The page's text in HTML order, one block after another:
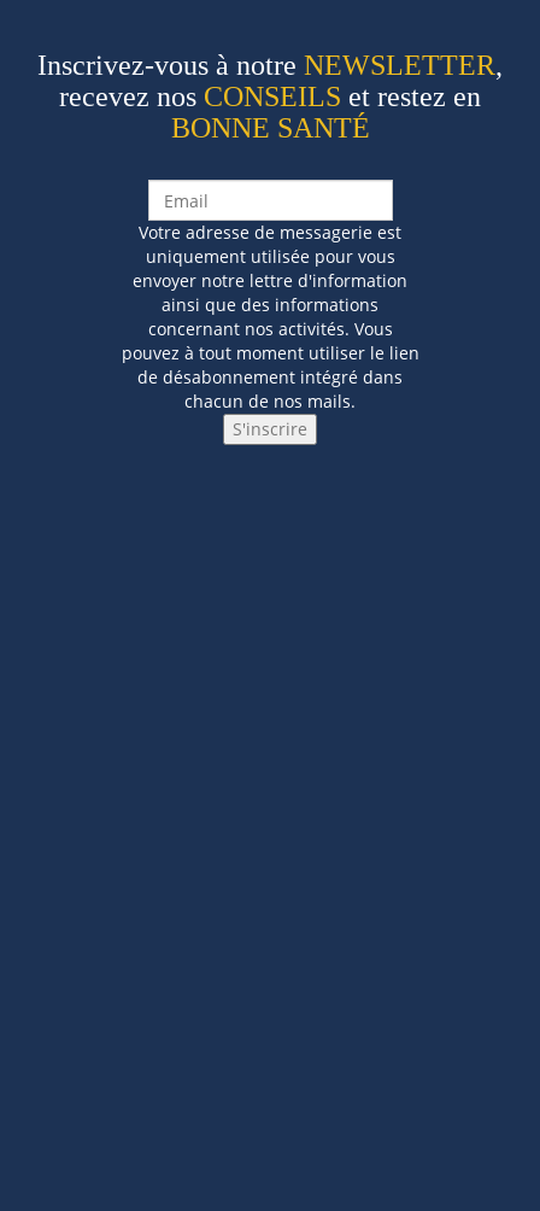
Inscrivez-vous à notre NEWSLETTER,
recevez nos CONSEILS et restez en
BONNE SANTÉ
Votre adresse de messagerie est
uniquement utilisée pour vous
envoyer notre lettre d'information
ainsi que des informations
concernant nos activités. Vous
pouvez à tout moment utiliser le lien
de désabonnement intégré dans
chacun de nos mails.